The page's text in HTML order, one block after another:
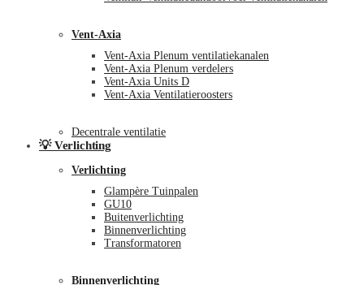
Vent-Axia
Vent-Axia Plenum ventilatiekanalen
Vent-Axia Plenum verdelers
Vent-Axia Units D
Vent-Axia Ventilatieroosters
Decentrale ventilatie
💡 Verlichting
Verlichting
Glampère Tuinpalen
GU10
Buitenverlichting
Binnenverlichting
Transformatoren
Binnenverlichting